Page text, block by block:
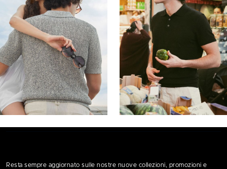
Resta sempre aggiornato sulle nostre nuove collezioni, promozioni e